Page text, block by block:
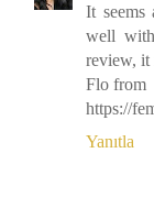
It
well
review, it
Flo from
https://
Yanıtla